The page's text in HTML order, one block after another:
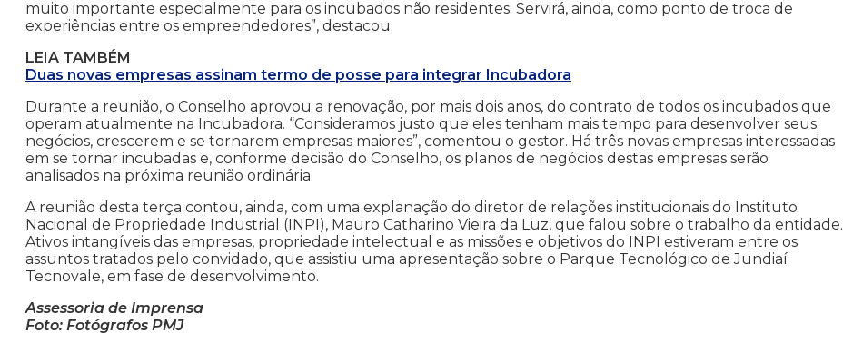
muito importante especialmente para os incubados não residentes. Servirá, ainda, como ponto de troca de
experiências entre os empreendedores”, destacou.
LEIA TAMBÉM
Duas novas empresas assinam termo de posse para integrar Incubadora
Durante a reunião, o Conselho aprovou a renovação, por mais dois anos, do contrato de todos os incubados que
operam atualmente na Incubadora. “Consideramos justo que eles tenham mais tempo para desenvolver seus
negócios, crescerem e se tornarem empresas maiores”, comentou o gestor. Há três novas empresas interessadas
em se tornar incubadas e, conforme decisão do Conselho, os planos de negócios destas empresas serão
analisados na próxima reunião ordinária.
A reunião desta terça contou, ainda, com uma explanação do diretor de relações institucionais do Instituto
Nacional de Propriedade Industrial (INPI), Mauro Catharino Vieira da Luz, que falou sobre o trabalho da entidade.
Ativos intangíveis das empresas, propriedade intelectual e as missões e objetivos do INPI estiveram entre os
assuntos tratados pelo convidado, que assistiu uma apresentação sobre o Parque Tecnológico de Jundiaí
Tecnovale, em fase de desenvolvimento.
Assessoria de Imprensa
Foto: Fotógrafos PMJ